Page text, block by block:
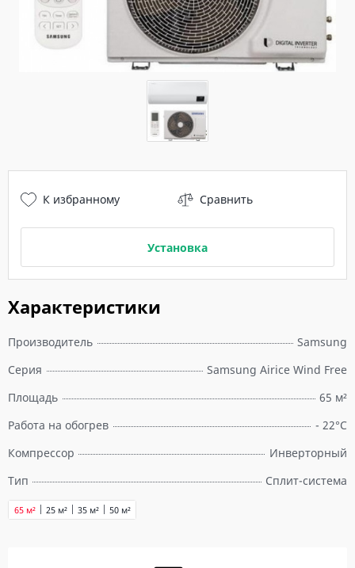
Характеристики
Производитель
Samsung
Серия
Samsung Airice Wind Free
Площадь
65 м²
Работа на обогрев
- 22°C
Компрессор
Инверторный
Тип
Сплит-система
25 м² 35 м² 50 м²
65 м²
К избранному Сравнить
Установка